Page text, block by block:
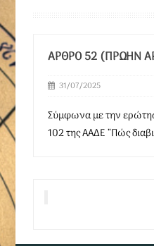
ΆΡΘΡΟ 52 (ΠΡΏΗΝ
31/07/2025
Σύμφωνα με την
102 της ΑΑΔΕ ”Πώς